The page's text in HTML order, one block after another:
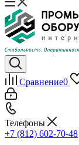
Сравнение0
Телефоны
+7 (812) 602-70-48